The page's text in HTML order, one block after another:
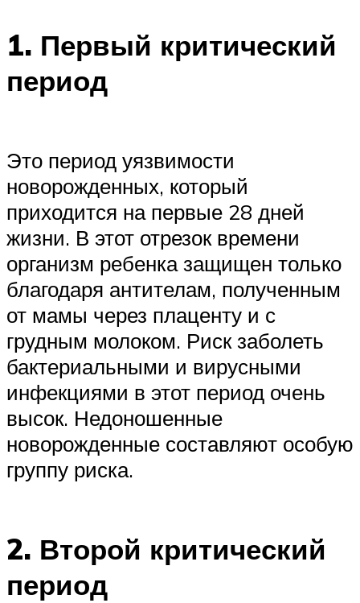
1. Первый критический
период
Это период уязвимости
новорожденных, который
приходится на первые 28 дней
жизни. В этот отрезок времени
организм ребенка защищен только
благодаря антителам, полученным
от мамы через плаценту и с
грудным молоком. Риск заболеть
бактериальными и вирусными
инфекциями в этот период очень
высок. Недоношенные
новорожденные составляют особую
группу риска.
2. Второй критический
период